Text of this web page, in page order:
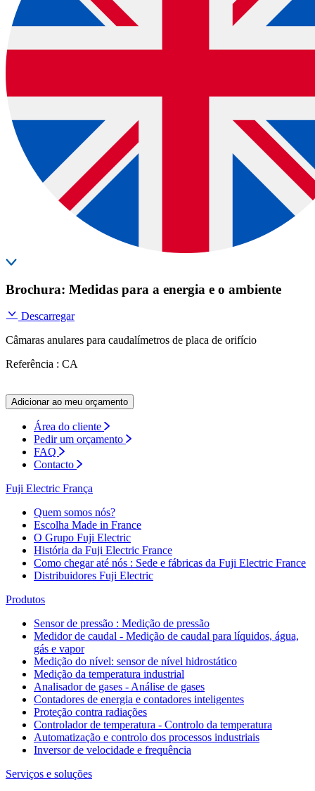
Brochura: Medidas para a energia e o ambiente
Descarregar
Câmaras anulares para caudalímetros de placa de orifício
Referência : CA
Adicionar ao meu orçamento
Área do cliente
Pedir um orçamento
FAQ
Contacto
Fuji Electric França
Quem somos nós?
Escolha Made in France
O Grupo Fuji Electric
História da Fuji Electric France
Como chegar até nós : Sede e fábricas da Fuji Electric France
Distribuidores Fuji Electric
Produtos
Sensor de pressão : Medição de pressão
Medidor de caudal - Medição de caudal para líquidos, água,
gás e vapor
Medição do nível: sensor de nível hidrostático
Medição da temperatura industrial
Analisador de gases - Análise de gases
Contadores de energia e contadores inteligentes
Proteção contra radiações
Controlador de temperatura - Controlo da temperatura
Automatização e controlo dos processos industriais
Inversor de velocidade e frequência
Serviços e soluções